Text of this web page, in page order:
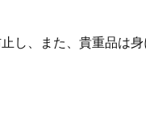
し、また、貴重品は